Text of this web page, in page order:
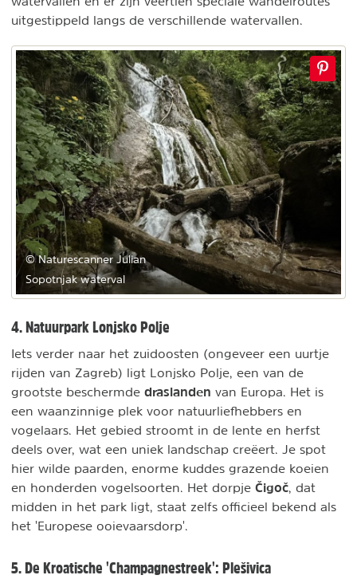
uitgestippeld langs de verschillende watervallen.
© Naturescanner Julian
Sopotnjak waterval
4. Natuurpark Lonjsko Polje
Iets verder naar het zuidoosten (ongeveer een uurtje
rijden van Zagreb) ligt Lonjsko Polje, een van de
grootste beschermde draslanden van Europa. Het is
een waanzinnige plek voor natuurliefhebbers en
vogelaars. Het gebied stroomt in de lente en herfst
deels over, wat een uniek landschap creëert. Je spot
hier wilde paarden, enorme kuddes grazende koeien
en honderden vogelsoorten. Het dorpje Čigoč, dat
midden in het park ligt, staat zelfs officieel bekend als
het 'Europese ooievaarsdorp'.
5. De Kroatische 'Champagnestreek': Plešivica